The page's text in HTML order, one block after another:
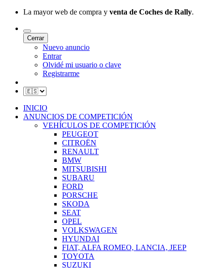
La mayor web de compra y venta de Coches de Rally.
Cerrar
Nuevo anuncio
Entrar
Olvidé mi usuario o clave
Registrarme
INICIO
ANUNCIOS DE COMPETICIÓN
VEHÍCULOS DE COMPETICIÓN
PEUGEOT
CITROËN
RENAULT
BMW
MITSUBISHI
SUBARU
FORD
PORSCHE
SKODA
SEAT
OPEL
VOLKSWAGEN
HYUNDAI
FIAT, ALFA ROMEO, LANCIA, JEEP
TOYOTA
SUZUKI